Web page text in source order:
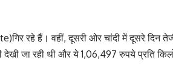
रहे हैं। वहीं, दूसरी ओर चांदी में दूसरे दिन
जा रही थी और ये 1,06,497 रुपये प्रति